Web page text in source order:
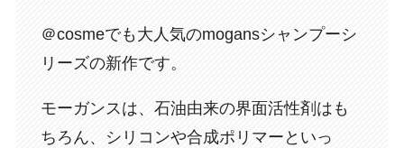
＠cosmeでも大人気のmogansシャンプーシ
リーズの新作です。
モーガンスは、石油由来の界面活性剤はも
ちろん、シリコンや合成ポリマーといっ